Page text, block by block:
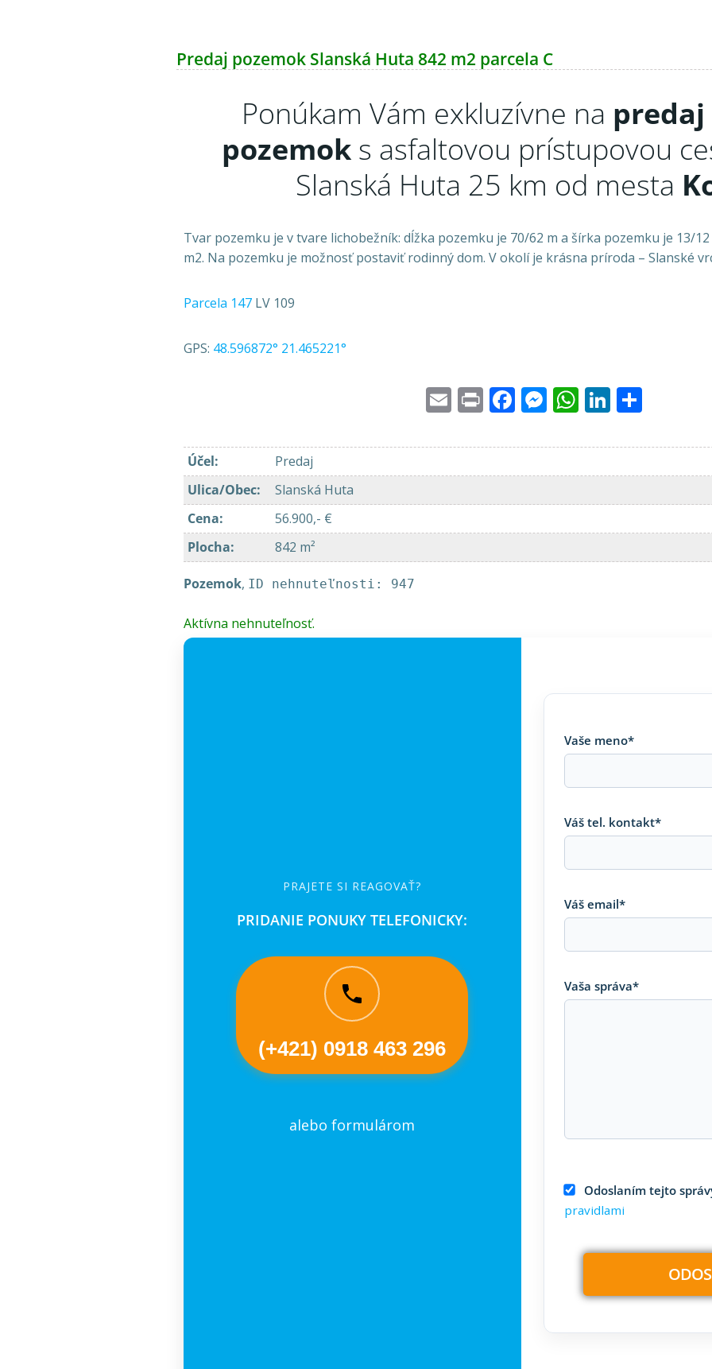
Predaj pozemok Slanská Huta 842 m2 parcela C
Ponúkam Vám exkluzívne na predaj
pozemok s asfaltovou prístupovou
Slanská Huta 25 km od mesta
Tvar pozemku je v tvare lichobežník: dĺžka pozemku je 70/62 m a šírka pozemku je 13/
m2. Na pozemku je možnosť postaviť rodinný dom. V okolí je krásna príroda – Slanské
Parcela 147 LV 109
GPS: 48.596872° 21.465221°
EmailPrintFacebook
Messenger
WhatsApp
LinkedIn
Účel:
Predaj
Ulica/Obec:
Slanská Huta
Cena:
56.900,- €
Plocha: 842 m²
Pozemok, ID nehnuteľnosti: 947
Aktívna nehnuteľnosť.
PRAJETE SI REAGOVAŤ?
PRIDANIE PONUKY TELEFONICKY:
(+421) 0918 463 296
alebo formulárom
Vaše meno*
Váš tel. kontakt*
Váš email*
Vaša správa*
Odoslaním tejto
pravidlami